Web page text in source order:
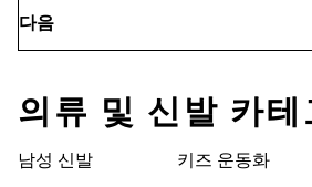
다음
의류 및 신발 카테
남성 신발 키즈 운동화